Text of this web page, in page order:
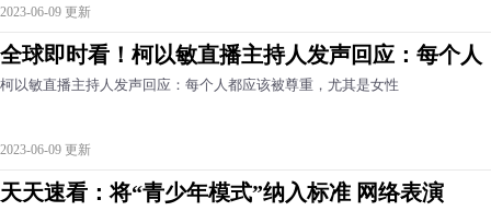
2023-06-09 更新
全球即时看！柯以敏直播主持人发声回应：每个人
柯以敏直播主持人发声回应：每个人都应该被尊重，尤其是女性
2023-06-09 更新
天天速看：将“青少年模式”纳入标准 网络表演